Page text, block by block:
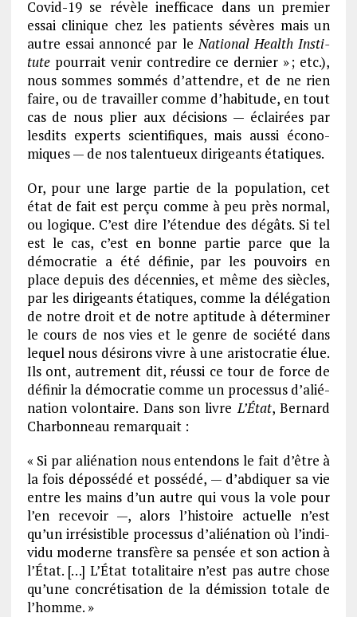
Covid-19 se révèle inef­fi­cace dans un premier
essai clinique chez les patients sévères mais un
autre essai annoncé par leNatio­nal Health Insti­
tutepour­rait venir contre­dire ce dernier » ; etc.),
nous sommes sommés d’at­tendre, et de ne rien
faire, ou de travailler comme d’ha­bi­tude, en tout
cas de nous plier aux déci­sions — éclai­rées par
lesdits experts scien­ti­fiques, mais aussi écono­
miques — de nos talen­tueux diri­geants étatiques.
Or, pour une large partie de la popu­la­tion, cet
état de fait est perçu comme à peu près normal,
ou logique. C’est dire l’éten­due des dégâts. Si tel
est le cas, c’est en bonne partie parce que la
démo­cra­tie a été défi­nie, par les pouvoirs en
place depuis des décen­nies, et même des siècles,
par les diri­geants étatiques, comme la délé­ga­tion
de notre droit et de notre apti­tude à déter­mi­ner
le cours de nos vies et le genre de société dans
lequel nous dési­rons vivre à une aris­to­cra­tie élue.
Ils ont, autre­ment dit, réussi ce tour de force de
défi­nir la démo­cra­tie comme un proces­sus d’alié­
na­tion volon­taire. Dans son livreL’État, Bernard
Char­bon­neau remarquait :
« Si par alié­na­tion nous enten­dons le fait d’être à
la fois dépos­sédé et possédé, — d’ab­diquer sa vie
entre les mains d’un autre qui vous la vole pour
l’en rece­voir —, alors l’his­toire actuelle n’est
qu’un irré­sis­tible proces­sus d’alié­na­tion où l’in­di­
vidu moderne trans­fère sa pensée et son action à
l’État. […] L’État tota­li­taire n’est pas autre chose
qu’une concré­ti­sa­tion de la démis­sion totale de
l’homme. »